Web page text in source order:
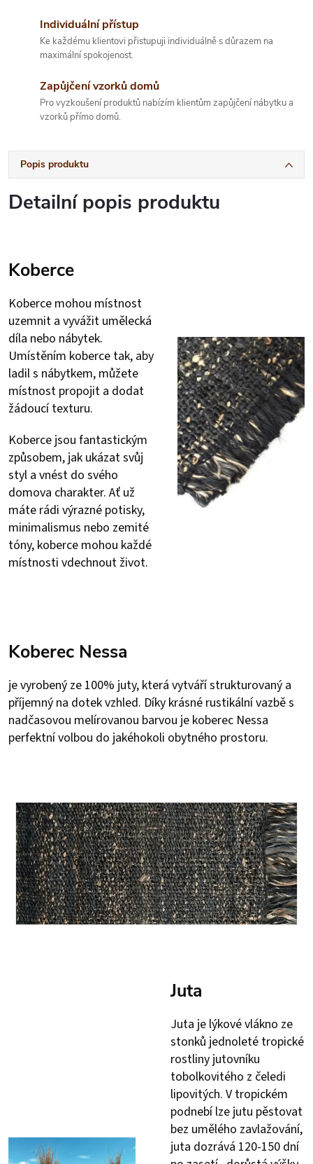
Individuální přístup
Ke každému klientovi přistupuji individuálně s důrazem na
maximální spokojenost.
Zapůjčení vzorků domů
Pro vyzkoušení produktů nabízím klientům zapůjčení nábytku a
vzorků přímo domů.
Popis produktu
Detailní popis produktu
Koberce
Koberce mohou místnost
uzemnit a vyvážit umělecká
díla nebo nábytek.
Umístěním koberce tak, aby
ladil s nábytkem, můžete
místnost propojit a dodat
žádoucí texturu.
Koberce jsou fantastickým
způsobem, jak ukázat svůj
styl a vnést do svého
domova charakter. Ať už
máte rádi výrazné potisky,
minimalismus nebo zemité
tóny, koberce mohou každé
místnosti vdechnout život.
Koberec Nessa
je vyrobený ze 100% juty, která vytváří strukturovaný a
příjemný na dotek vzhled. Díky krásné rustikální vazbě s
nadčasovou melírovanou barvou je koberec Nessa
perfektní volbou do jakéhokoli obytného prostoru.
Juta
Juta je lýkové vlákno ze
stonků jednoleté tropické
rostliny jutovníku
tobolkovitého z čeledi
lipovitých. V tropickém
podnebí lze jutu pěstovat
bez umělého zavlažování,
juta dozrává 120-150 dní